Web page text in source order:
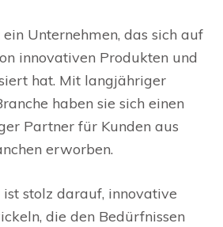
Unternehmen, das sich auf
innovativen Produkten und
hat. Mit langjähriger
haben sie sich einen
Partner für Kunden aus
erworben.
stolz darauf, innovative
die den Bedürfnissen